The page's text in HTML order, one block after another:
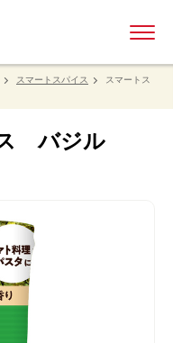
スマートスパイス
スマートス
バジル